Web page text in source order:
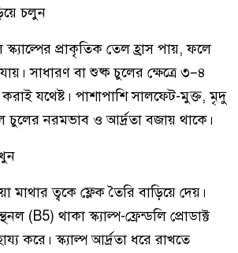
চলুন
প্রাকৃতিক তেল হ্রাস পায়, ফলে
সাধারণ বা শুষ্ক চুলের ক্ষেত্রে ৩–৪
যথেষ্ট। পাশাপাশি সালফেট-মুক্ত, মৃদু
চুলের নরমভাব ও আর্দ্রতা বজায় থাকে।
মাথার ত্বকে ফ্লেক তৈরি বাড়িয়ে দেয়।
(B5) থাকা স্ক্যাল্প-ফ্রেন্ডলি প্রোডাক্ট
করে। স্ক্যাল্প আর্দ্রতা ধরে রাখতে